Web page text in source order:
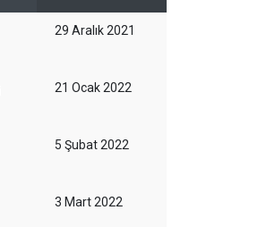
29 Aralık 2021
21 Ocak 2022
5 Şubat 2022
3 Mart 2022